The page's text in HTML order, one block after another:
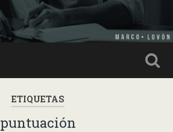
ETIQUETAS
puntuación